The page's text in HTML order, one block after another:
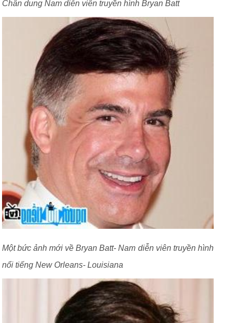
Chân dung Nam diễn viên truyền hình Bryan Batt
Một bức ảnh mới về Bryan Batt- Nam diễn viên truyền hình
nổi tiếng New Orleans- Louisiana